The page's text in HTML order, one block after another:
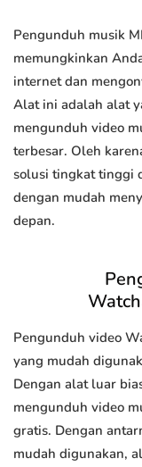
Pengunduh musik
memungkinkan
internet dan
Alat ini adalah alat
mengunduh video
terbesar. Oleh
solusi tingkat tinggi
dengan mudah
depan.
Pengunduh video
yang mudah
Dengan alat luar
mengunduh video
gratis. Dengan
mudah digunakan,